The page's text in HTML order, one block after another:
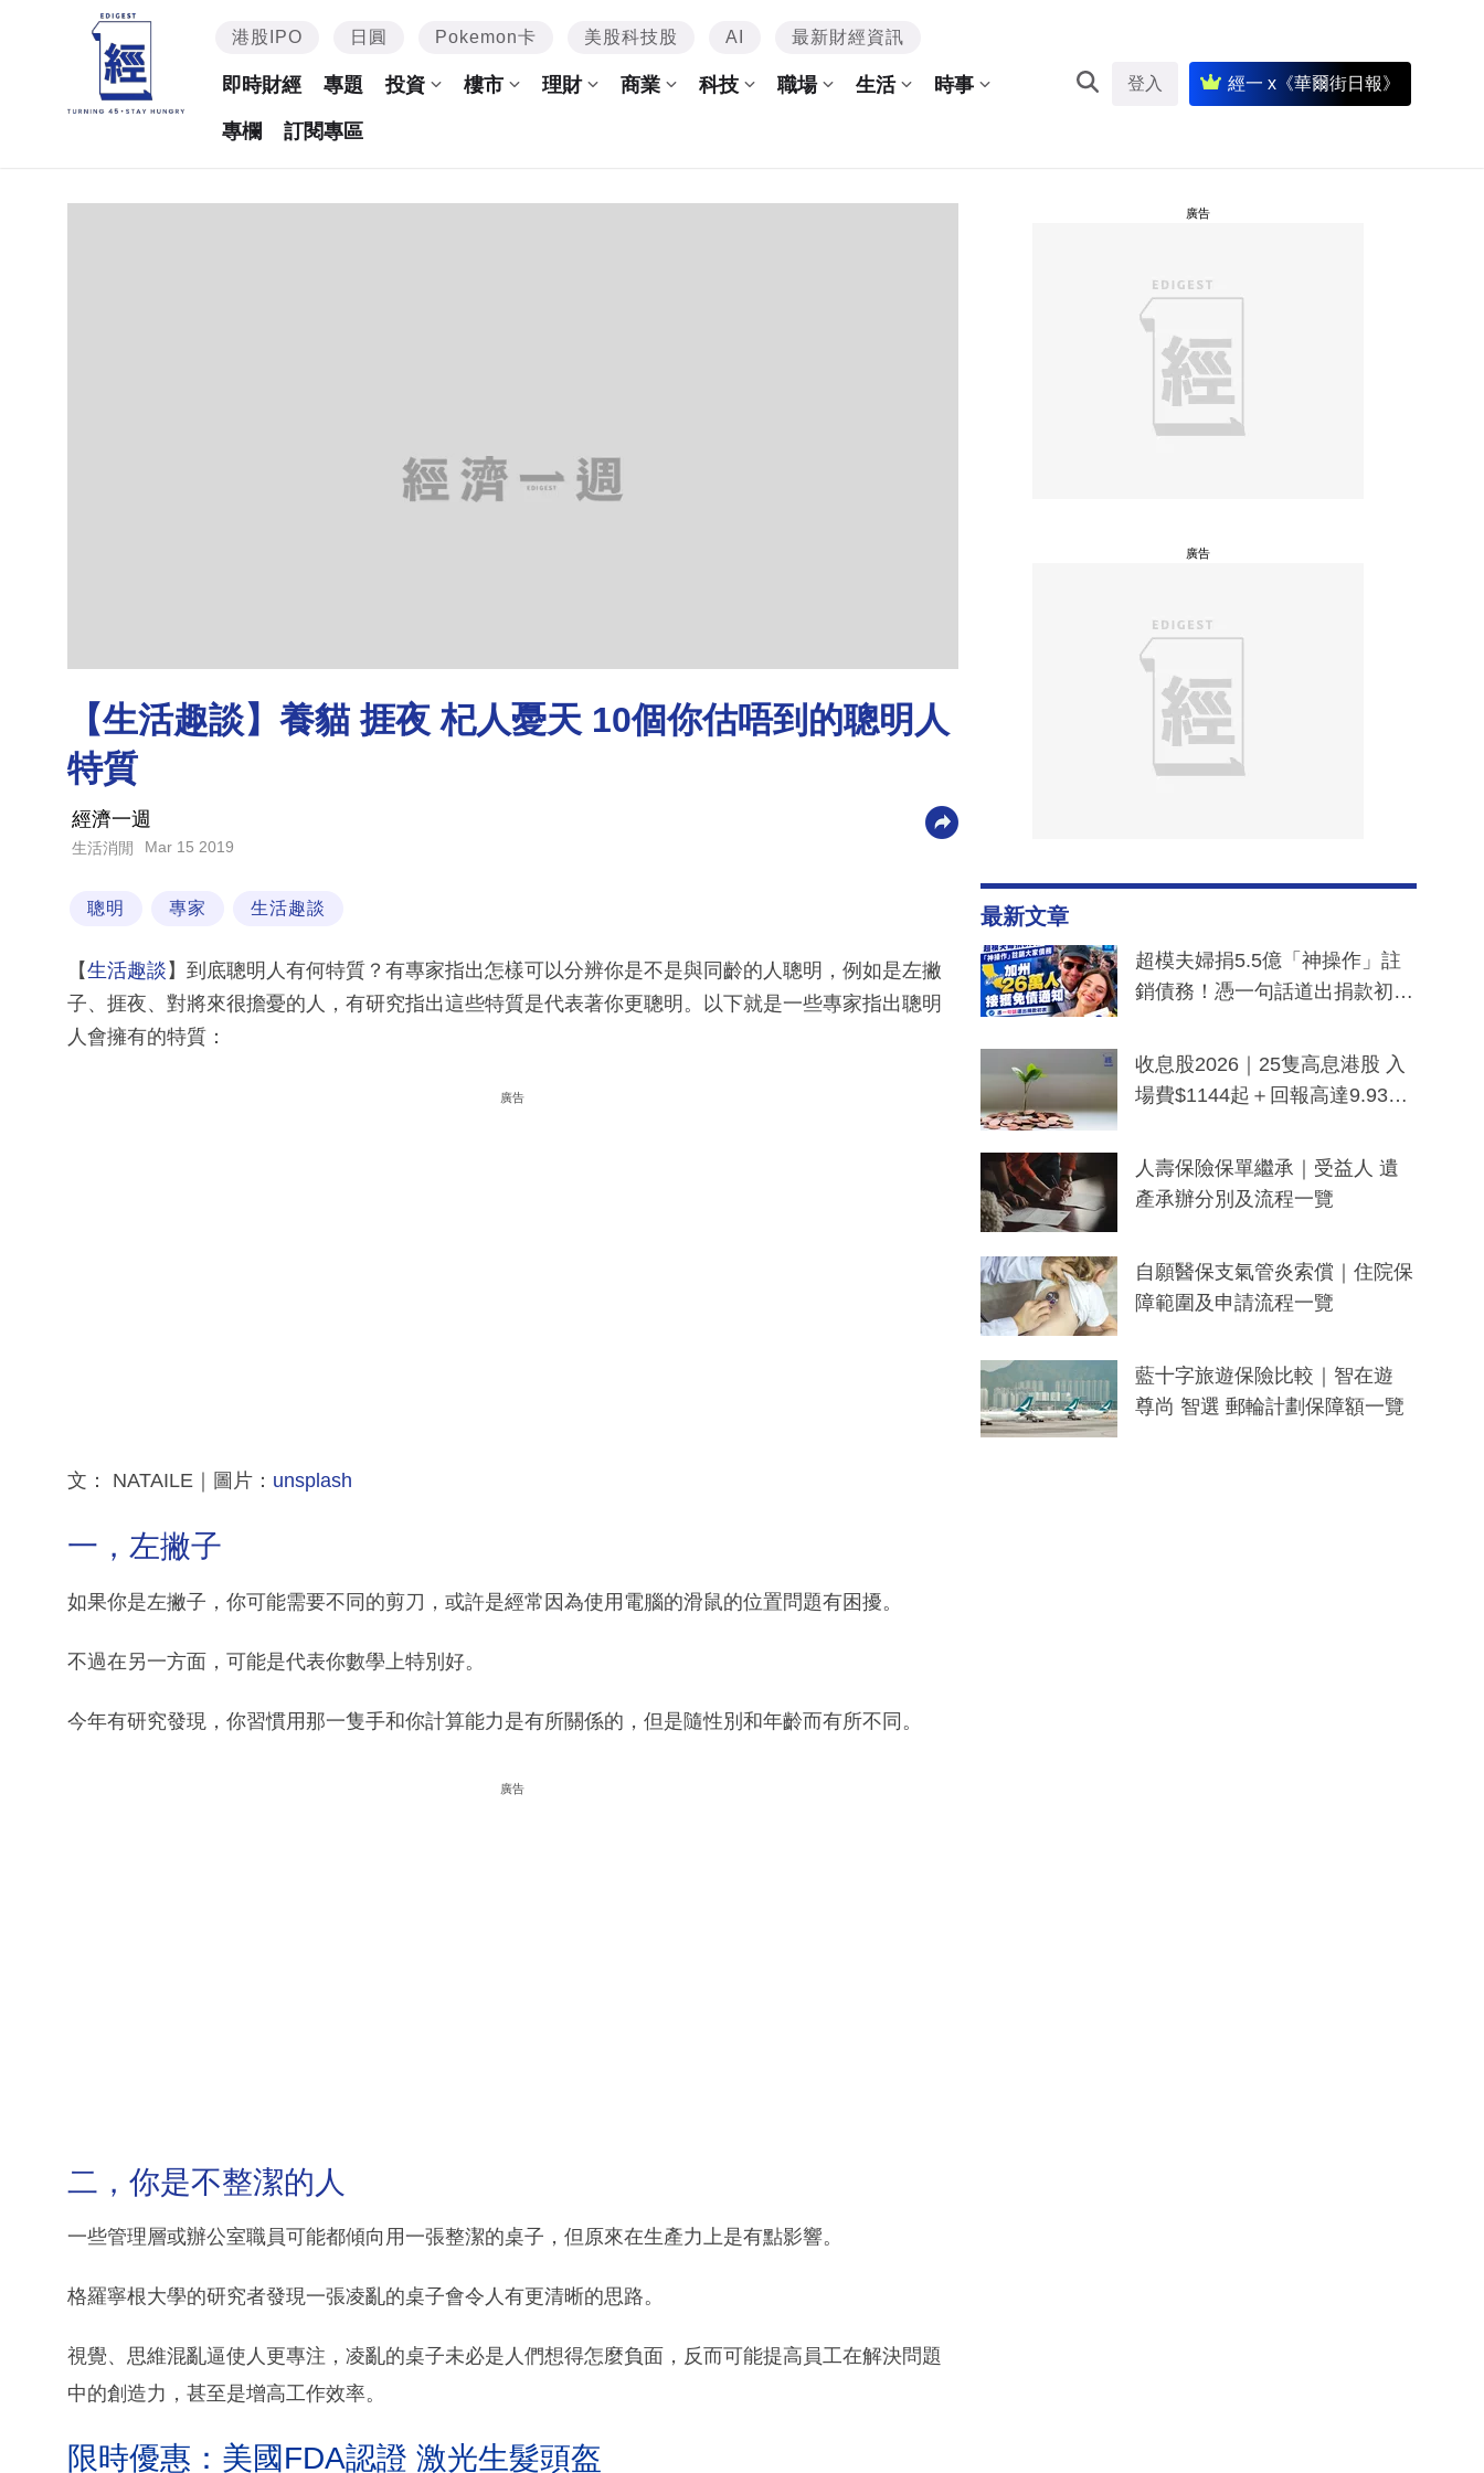
港股IPO 日圓 Pokemon卡 美股科技股 AI 最新財經資訊
即時財經 專題 投資 樓市 理財 商業 科技 職場 生活 時事
專欄 訂閱專區
登入 經一 x《華爾街日報》
【生活趣談】養貓 捱夜 杞人憂天 10個你估唔到的聰明人
特質
經濟一週
生活消閒 Mar 15 2019
聰明 專家 生活趣談
【生活趣談 】到底聰明人有何特質？有專家指出怎樣可以分辨你是不是與同齡的人聰明，例如是左撇
子、捱夜、對將來很擔憂的人，有研究指出這些特質是代表著你更聰明。以下就是一些專家指出聰明
人會擁有的特質：
廣告
文： NATAILE｜圖片： unsplash
一，左撇子
如果你是左撇子，你可能需要不同的剪刀，或許是經常因為使用電腦的滑鼠的位置問題有困擾。
不過在另一方面，可能是代表你數學上特別好。
今年有研究發現，你習慣用那一隻手和你計算能力是有所關係的，但是隨性別和年齡而有所不同。
廣告
二，你是不整潔的人
一些管理層或辦公室職員可能都傾向用一張整潔的桌子，但原來在生產力上是有點影響。
格羅寧根大學的研究者發現一張凌亂的桌子會令人有更清晰的思路。
視覺、思維混亂逼使人更專注，凌亂的桌子未必是人們想得怎麼負面，反而可能提高員工在解決問題
中的創造力，甚至是增高工作效率。
限時優惠：美國FDA認證 激光生髮頭盔
廣告
廣告
最新文章
超模夫婦捐5.5億「神操作」註
銷債務！憑一句話道出捐款初
一度被誤當詐騙手段
收息股2026｜25隻高息港股 入
場費$1144起＋回報高達9.93
人壽保險保單繼承｜受益人 遺
產承辦分別及流程一覽
自願醫保支氣管炎索償｜住院保
障範圍及申請流程一覽
藍十字旅遊保險比較｜智在遊
尊尚 智選 郵輪計劃保障額一覽